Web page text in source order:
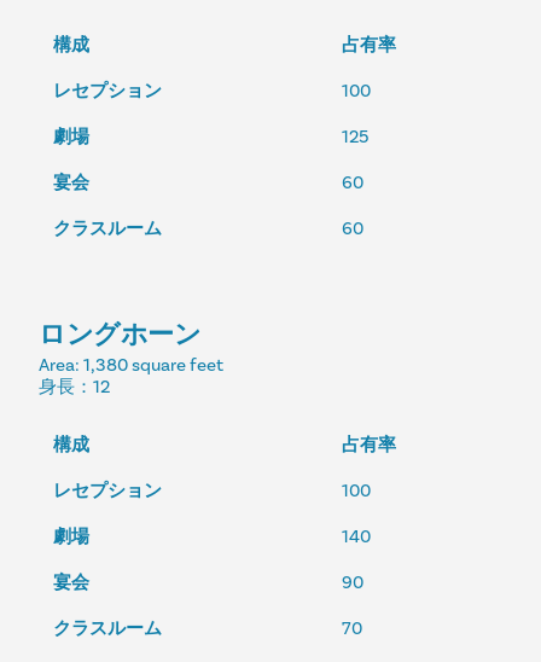
構成
占有率
レセプション
100
劇場
125
宴会
60
クラスルーム
60
ロングホーン
Area: 1,380 square feet
身長 ：12
構成
占有率
レセプション
100
劇場
140
宴会
90
クラスルーム
70